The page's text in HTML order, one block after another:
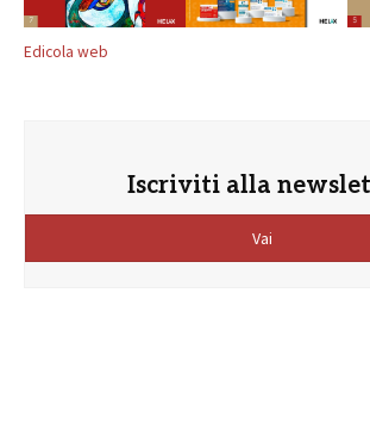
Edicola web
Iscriviti alla
Vai